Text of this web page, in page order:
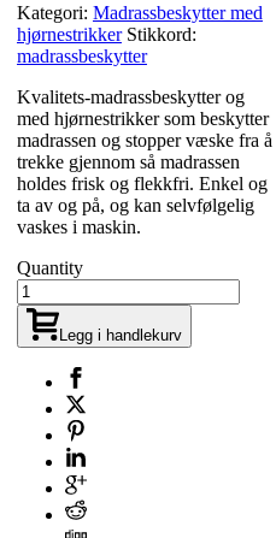
var:
kr1490.
er:
kr1190.
Kategori: Madrassbeskytter med
hjørnestrikker Stikkord:
madrassbeskytter
Kvalitets-madrassbeskytter og
med hjørnestrikker som beskytter
madrassen og stopper væske fra å
trekke gjennom så madrassen
holdes frisk og flekkfri. Enkel og
ta av og på, og kan selvfølgelig
vaskes i maskin.
Quantity
Legg i handlekurv